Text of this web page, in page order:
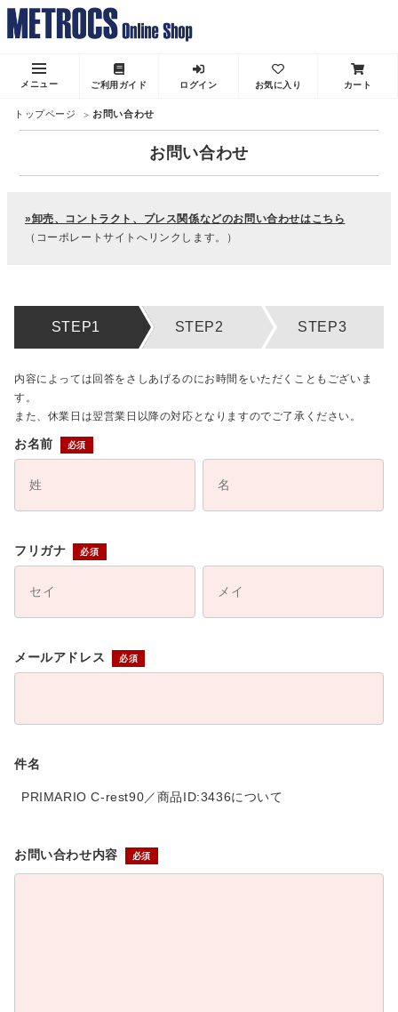
メニュー ご利用ガイド ログイン お気に入り カート
トップページ お問い合わせ
お問い合わせ
»卸売、コントラクト、プレス関係などのお問い合わせはこちら
（コーポレートサイトへリンクします。）
内容によっては回答をさしあげるのにお時間をいただくこともございま
す。
また、休業日は翌営業日以降の対応となりますのでご了承ください。
お名前
フリガナ
メールアドレス
件名
PRIMARIO C-rest90／商品ID:3436について
お問い合わせ内容